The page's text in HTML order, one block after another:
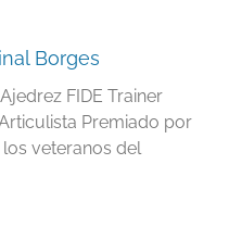
Borges
FIDE Trainer
Premiado por
veteranos del